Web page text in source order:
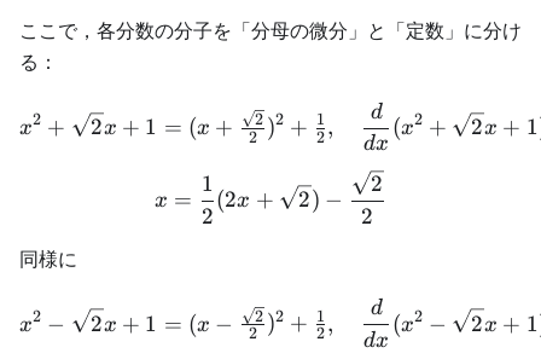
ここで，各分数の分子を「分母の微分」と「定数」に分け
る：
x^2+\sqrt{2}x+1 =
x2 + 2x + 1 = (x + 2
2 )2 + 2
1 ,
dx
d
(x2 + 2x + 1
x =
x =
2
1
(2x + 2) −
2
2
同様に
x^2-\sqrt{2}x+1 = (x-
x2 − 2x + 1 = (x − 2
2 )2 + 2
1 ,
dx
d
(x2 − 2x + 1